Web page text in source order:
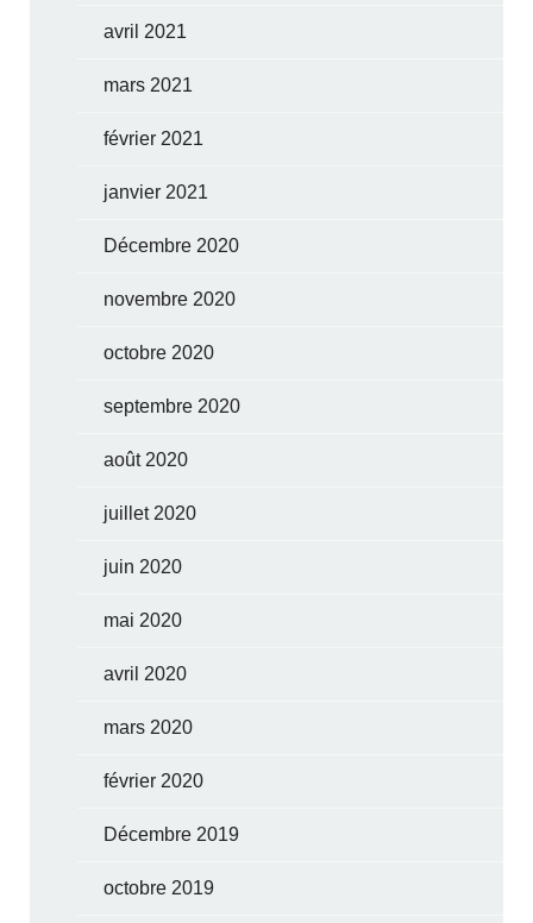
avril 2021
mars 2021
février 2021
janvier 2021
Décembre 2020
novembre 2020
octobre 2020
septembre 2020
août 2020
juillet 2020
juin 2020
mai 2020
avril 2020
mars 2020
février 2020
Décembre 2019
octobre 2019